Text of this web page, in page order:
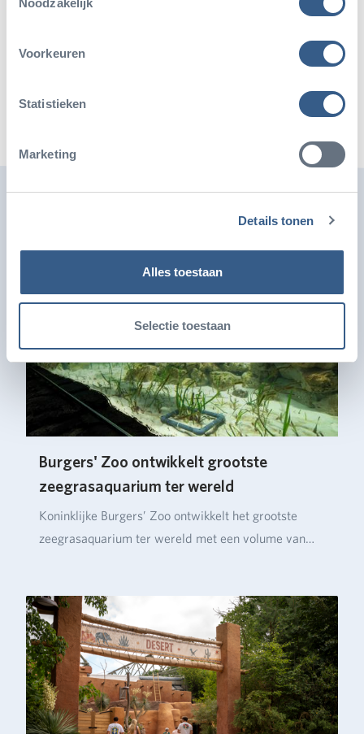
Noodzakelijk
Voorkeuren
Statistieken
Marketing
Details tonen
Alles toestaan
Selectie toestaan
Deel op WhatsApp
Kopieer link
Ook leuk
Burgers' Zoo ontwikkelt grootste
zeegrasaquarium ter wereld
Koninklijke Burgers’ Zoo ontwikkelt het grootste
zeegrasaquarium ter wereld met een volume van